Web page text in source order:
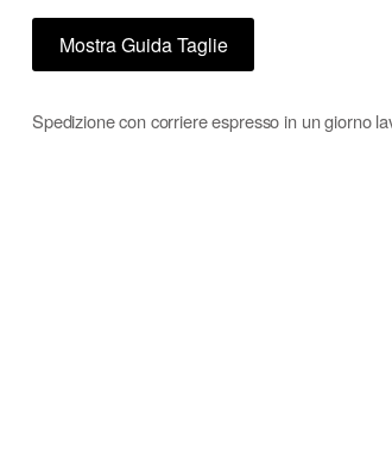
Mostra Guida Taglie
Spedizione con corriere espresso in un giorno